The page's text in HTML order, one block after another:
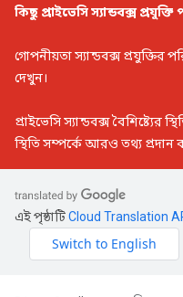
কিছু প্রাইভেসি স্যান্ডবক্স প্রযুক্তি
গোপনীয়তা স্যান্ডবক্স
দেখুন।
প্রাইভেসি স্যান্ডবক্স বৈশিষ্ট্যের
স্থিতি সম্পর্কে আরও তথ্য প্রদান
এই পৃষ্ঠাটিCloud Translation